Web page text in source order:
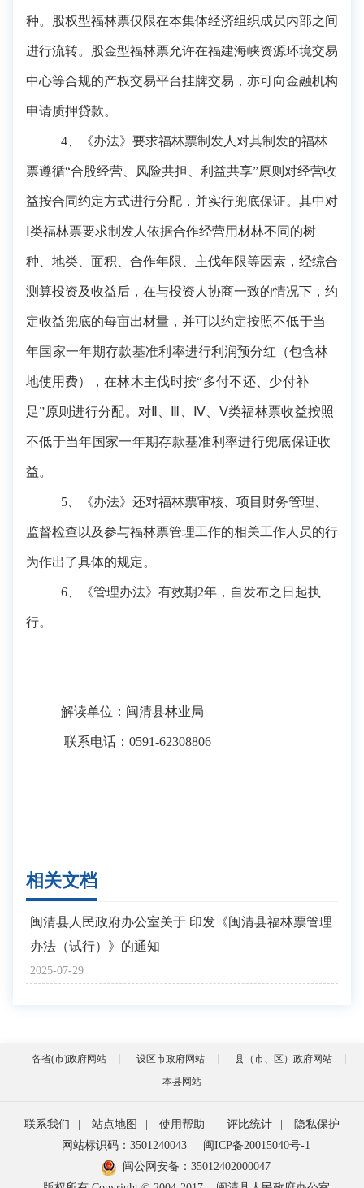
种。股权型福林票仅限在本集体经济组织成员内部之间
进行流转。股金型福林票允许在福建海峡资源环境交易
中心等合规的产权交易平台挂牌交易，亦可向金融机构
申请质押贷款。
4、《办法》要求福林票制发人对其制发的福林
票遵循“合股经营、风险共担、利益共享”原则对经营收
益按合同约定方式进行分配，并实行兜底保证。其中对
Ⅰ类福林票要求制发人依据合作经营用材林不同的树
种、地类、面积、合作年限、主伐年限等因素，经综合
测算投资及收益后，在与投资人协商一致的情况下，约
定收益兜底的每亩出材量，并可以约定按照不低于当
年国家一年期存款基准利率进行利润预分红（包含林
地使用费）， 在林木主伐时按“多付不还、少付补
足”原则进行分配。对Ⅱ、Ⅲ、Ⅳ、Ⅴ类福林票收益按照
不低于当年国家一年期存款基准利率进行兜底保证收
益。
5、《办法》还对福林票审核、项目财务管理、
监督检查以及参与福林票管理工作的相关工作人员的行
为作出了具体的规定。
6、《管理办法》有效期2年，自发布之日起执
行。
解读单位 ：闽清县林业局
联系电话：0591-62308806
相关文档
2025-07-29
闽清县人民政府办公室关于 印发《闽清县福林票管理
办法（试行）》的通知
各省(市)政府网站 设区市政府网站
县（市、区）政府网站
本县网站
联系我们 站点地图 使用帮助 评比统计
隐私保护
网站标识码：3501240043
闽ICP备20015040号-1
闽公网安备： 35012402000047